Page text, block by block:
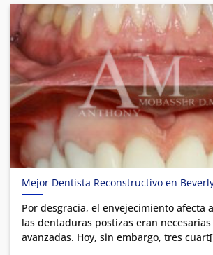
Mejor Dentista Reconstructivo en
Por desgracia, el envejecimiento afecta
las dentaduras postizas eran
avanzadas. Hoy, sin embargo, tres